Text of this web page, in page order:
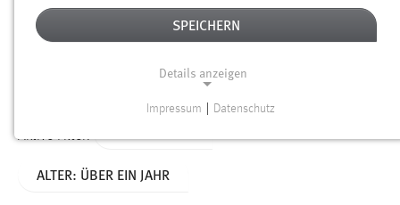
Alter
Aktive Filter:
ALTER: ÜBER EIN JAHR
SPEICHERN
Details anzeigen
Funktionen und sind für die einwandfreie Funktion der
Impressum Datenschutz